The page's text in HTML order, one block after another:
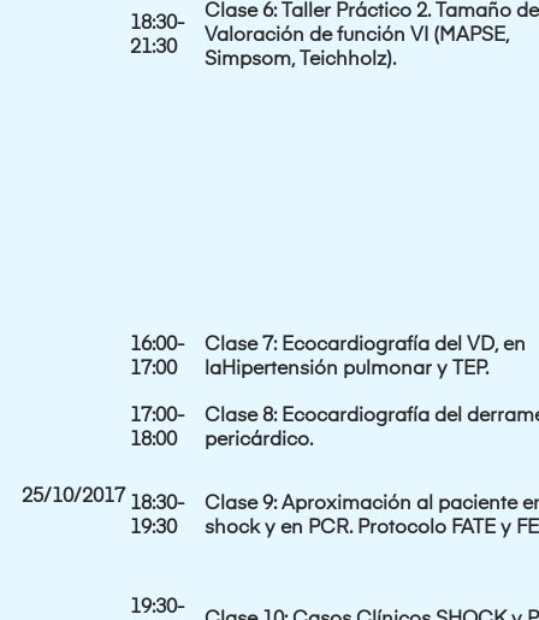
18:30-
21:30
Clase 6:
Taller Práctico 2. Tamaño
Valoración de función VI (MAPSE,
Simpsom, Teichholz).
25/10/2017
16:00-
17:00
Clase 7: Ecocardiografía del VD, en
laHipertensión pulmonar y TEP.
17:00-
18:00
Clase 8: Ecocardiografía del
pericárdico.
18:30-
19:30
Clase 9: Aproximación al paciente
shock y en PCR. Protocolo FATE y
19:30-